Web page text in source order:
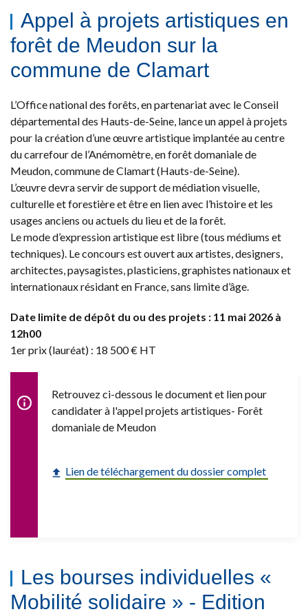
Appel à projets artistiques en
forêt de Meudon sur la
commune de Clamart
L’Office national des forêts, en partenariat avec le Conseil
départemental des Hauts-de-Seine, lance un appel à projets
pour la création d’une œuvre artistique implantée au centre
du carrefour de l’Anémomètre, en forêt domaniale de
Meudon, commune de Clamart (Hauts-de-Seine).
L’œuvre devra servir de support de médiation visuelle,
culturelle et forestière et être en lien avec l’histoire et les
usages anciens ou actuels du lieu et de la forêt.
Le mode d’expression artistique est libre (tous médiums et
techniques). Le concours est ouvert aux artistes, designers,
architectes, paysagistes, plasticiens, graphistes nationaux et
internationaux résidant en France, sans limite d’âge.
Date limite de dépôt du ou des projets : 11 mai 2026 à
12h00
1er prix (lauréat) : 18 500 € HT
Retrouvez ci-dessous le document et lien pour
candidater à l'appel projets artistiques- Forêt
domaniale de Meudon
Lien de téléchargement du dossier complet
Les bourses individuelles «
Mobilité solidaire » - Edition